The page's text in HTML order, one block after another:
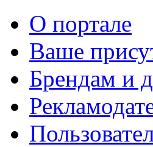
О портале
Ваше
Брендам и